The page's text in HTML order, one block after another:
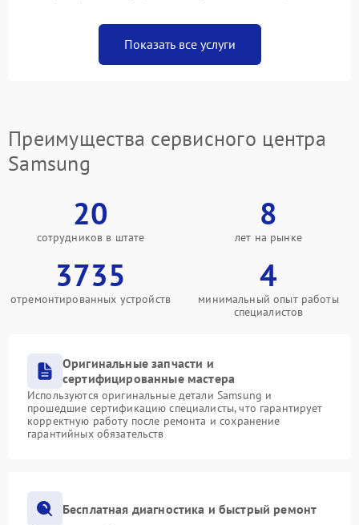
Показать все услуги
Преимущества сервисного центра
Samsung
20
сотрудников в штате
8
лет на рынке
3735
отремонтированных устройств
4
минимальный опыт работы
специалистов
Оригинальные запчасти и
сертифицированные мастера
Используются оригинальные детали Samsung и
прошедшие сертификацию специалисты, что гарантирует
корректную работу после ремонта и сохранение
гарантийных обязательств
Бесплатная диагностика и быстрый ремонт